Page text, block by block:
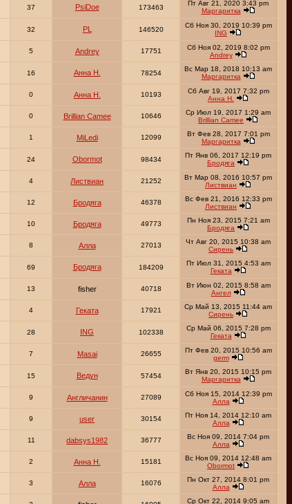
37 PsiDoe 173463
Пт Авг 21, 2020 3:43 pm
Маргаритка
32 PL 146520
Сб Ноя 30, 2019 10:39 pm
ING
5 Andrey 17751
Сб Ноя 02, 2019 8:02 pm
Andrey
16 Анна Н. 78254
Вс Мар 18, 2018 10:13 am
Маргаритка
0 Анна Н. 10193
Сб Авг 19, 2017 7:32 pm
Анна Н.
0 Brillian Camee 10646
Ср Июл 19, 2017 1:29 am
Brillian Camee
1 MiLedi 12099
Вт Фев 28, 2017 7:01 pm
Маргаритка
24 Obormot 98434
Пт Янв 06, 2017 12:19 pm
Бродяга
4 Листвиан 21252
Вт Мар 08, 2016 10:57 pm
Листвиан
12 Бродяга 46378
Вс Фев 21, 2016 12:33 pm
Листвиан
10 Бродяга 49773
Пн Ноя 23, 2015 7:21 am
Бродяга
8 Алла 27013
Чт Авг 20, 2015 10:38 am
Сирень
69 Бродяга 184209
Пт Июл 31, 2015 4:53 am
Геката
13 fisher 40718
Вт Июн 02, 2015 8:58 am
Ангел
4 Геката 17921
Ср Май 13, 2015 11:44 am
Сирень
28 ING 102338
Ср Май 06, 2015 7:28 pm
Геката
7 Masai 26655
Пт Фев 20, 2015 10:56 am
germ
15 Ведун 57454
Вт Янв 20, 2015 10:15 pm
Маргаритка
9 Англичанин 27089
Сб Ноя 15, 2014 12:39 pm
Алла
9 user 30154
Пт Ноя 14, 2014 12:10 am
Алла
11 dabsys1982 36777
Вс Ноя 09, 2014 7:04 pm
Алла
2 Анна Н. 15181
Вс Ноя 09, 2014 12:48 am
Obormot
3 Алла 16076
Пн Окт 27, 2014 8:01 pm
Алла
Ср Окт 22, 2014 9:05 am